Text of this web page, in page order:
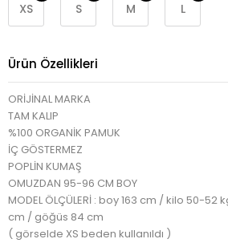
XS S M L
Ürün Özellikleri
ORİJİNAL MARKA
TAM KALIP
%100 ORGANİK PAMUK
İÇ GÖSTERMEZ
POPLİN KUMAŞ
OMUZDAN 95-96 CM BOY
MODEL ÖLÇÜLERİ : boy 163 cm / kilo 50-
cm / göğüs 84 cm
( görselde XS beden kullanıldı )